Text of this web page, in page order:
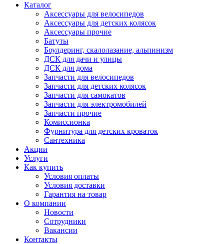
Каталог
Аксессуары для велосипедов
Аксессуары для детских колясок
Аксессуары прочие
Батуты
Боулдеринг, скалолазание, альпинизм
ДСК для дачи и улицы
ДСК для дома
Запчасти для велосипедов
Запчасти для детских колясок
Запчасти для самокатов
Запчасти для электромобилей
Запчасти прочие
Комиссионка
Фурнитура для детских кроваток
Сантехника
Акции
Услуги
Как купить
Условия оплаты
Условия доставки
Гарантия на товар
О компании
Новости
Сотрудники
Вакансии
Контакты